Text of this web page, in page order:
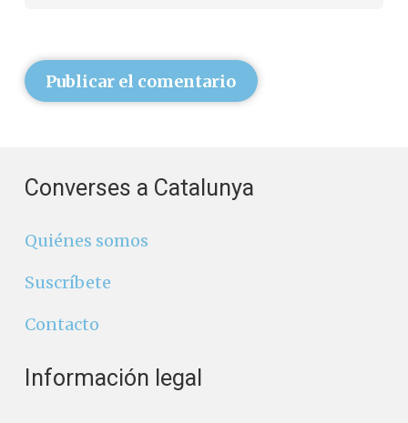
Publicar el comentario
Converses a Catalunya
Quiénes somos
Suscríbete
Contacto
Información legal